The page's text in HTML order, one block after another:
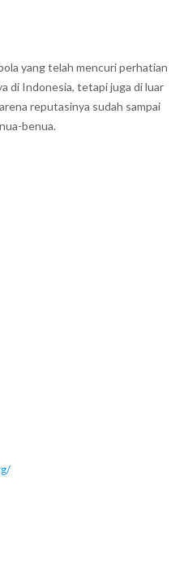
yang telah mencuri perhatian
di Indonesia, tetapi juga di luar
reputasinya sudah sampai
benua.